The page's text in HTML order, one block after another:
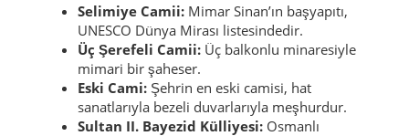
Selimiye Camii: Mimar Sinan’ın başyapıtı,
UNESCO Dünya Mirası listesindedir.
Üç Şerefeli Camii: Üç balkonlu minaresiyle
mimari bir şaheser.
Eski Cami: Şehrin en eski camisi, hat
sanatlarıyla bezeli duvarlarıyla meşhurdur.
Sultan II. Bayezid Külliyesi: Osmanlı